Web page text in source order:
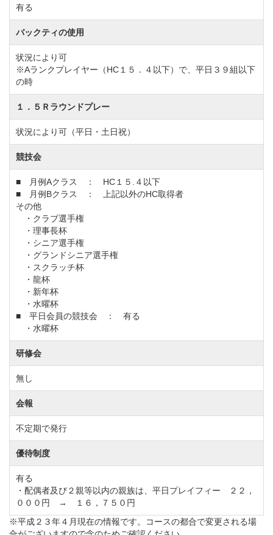
ゴルフ会員権の購入をお考えの方、詳細を知りたい方
もお気軽にお問合せください。
◆コースの方からの情報（平成２３年４月現在、コー
スの都合により変更の場合もございますので念のため
ご確認下さい）
＜会員の特典＞
１）売店商品１，０００円以上お買い上げで１０％割
引※但し、土産品、ドリンク類は除く
＜その他＞
１）湘南海岸の景勝地に位置し、年間を通じて温暖な
気候
２）茅ヶ崎駅からクラブバスで約１０分利便性が高い
令和4年5月6日受付分までとしていた名義書換料減額キ
ャンペーンが１年間延長され、令和5年5月6日受付分ま
でとなっています。
【キャンペーン期間の名義書換料】
正会員(個人・法人)1,000,000円(税別)→700,000円(税
別)
※正会員のみ対象です。
※入会預託金は1,000,000円で変更なし
経営の合理化・省力化を図り、お客様にご迷惑のかか
らない受入れ態勢を実施してきましたが、物価の高騰
や施設老朽化による改装・入替等で現行の価格体系を
維持していくことが困難となってきたため、年会費を
下記のとおり改定します。
有る
バックティの使用
状況により可
※Aランクプレイヤー（HC１５．４以下）で、平日３９組以下
の時
１．５Ｒラウンドプレー
状況により可（平日・土日祝）
競技会
■ 月例Aクラス ： HC１５.４以下
■ 月例Bクラス ： 上記以外のHC取得者
その他
・クラブ選手権
・理事長杯
・シニア選手権
・グランドシニア選手権
・スクラッチ杯
・龍杯
・新年杯
・水曜杯
■ 平日会員の競技会 ： 有る
・水曜杯
研修会
無し
会報
不定期で発行
優待制度
有る
・配偶者及び２親等以内の親族は、平日プレイフィー ２２，
０００円 → １６，７５０円
※平成２３年４月現在の情報です。コースの都合で変更される場